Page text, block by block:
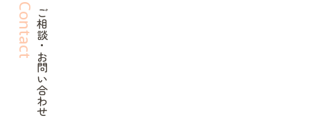
ご相談・お問い合わせ
Contact